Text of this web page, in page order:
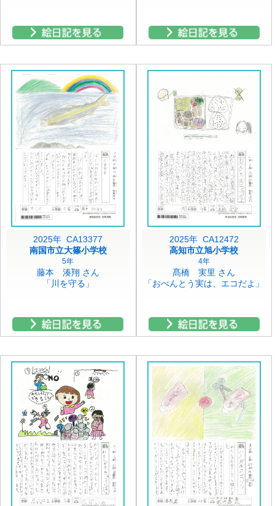
2025年 CA13377
南国市立大篠小学校
5年
藤本 湊翔 さん
「川を守る」
2025年 CA12472
高知市立旭小学校
4年
髙橋 実里 さん
「おべんとう実は、エコだよ」